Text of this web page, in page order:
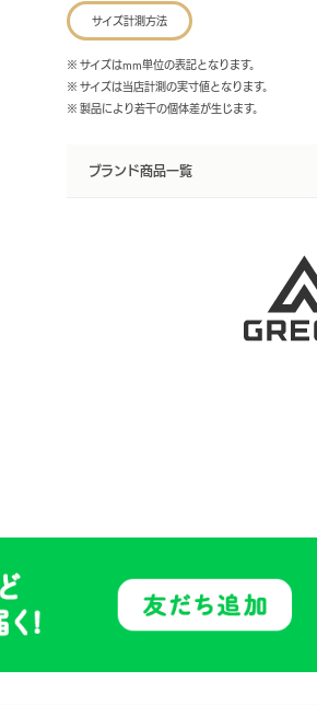
サイズ計測方法
※ サイズはmm単位の表記となります。
※ サイズは当店計測の実寸値となります。
※ 製品により若干の個体差が生じます。
ブランド商品一覧